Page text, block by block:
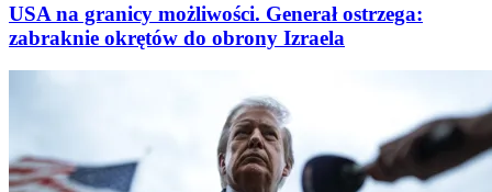
USA na granicy możliwości. Generał ostrzega:
zabraknie okrętów do obrony Izraela